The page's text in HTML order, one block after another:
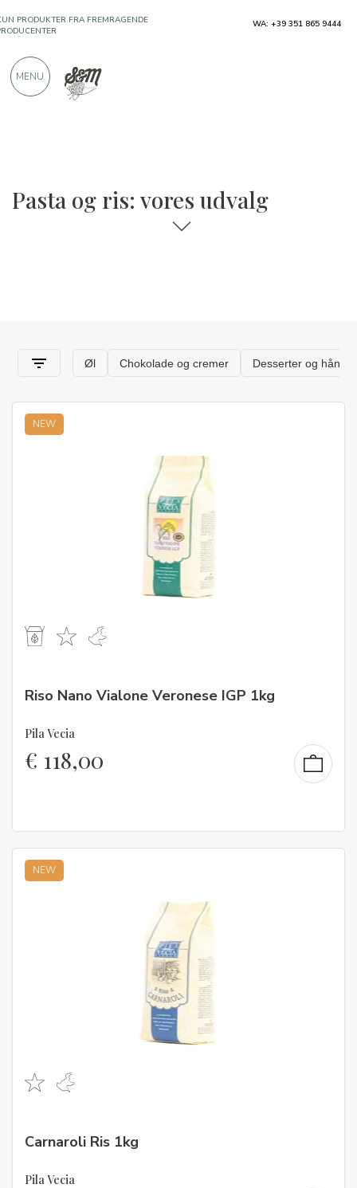
Pasta og ris: vores udvalg
NEW
Riso Nano Vialone Veronese IGP 1kg
Pila Vecia
€ 118,00
NEW
Carnaroli Ris 1kg
Pila Vecia
PRODUKTER FRA FREMRAGENDE
900 POSITIVE ANMELDELSER
WA: +39 351 865 9444
MENU